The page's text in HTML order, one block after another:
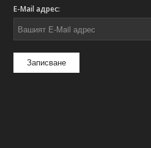
E-Mail адрес: